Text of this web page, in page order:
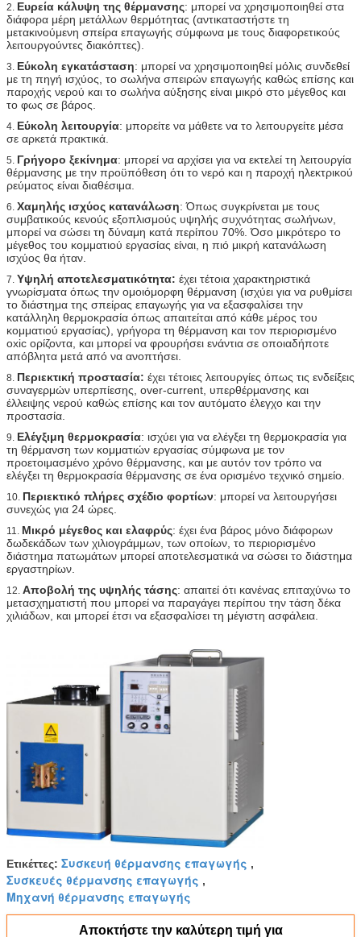
2. Ευρεία κάλυψη της θέρμανσης: μπορεί να χρησιμοποιηθεί στα
διάφορα μέρη μετάλλων θερμότητας (αντικαταστήστε τη
μετακινούμενη σπείρα επαγωγής σύμφωνα με τους διαφορετικούς
λειτουργούντες διακόπτες).
3. Εύκολη εγκατάσταση: μπορεί να χρησιμοποιηθεί μόλις συνδεθεί
με τη πηγή ισχύος, το σωλήνα σπειρών επαγωγής καθώς επίσης και
παροχής νερού και το σωλήνα αύξησης είναι μικρό στο μέγεθος και
το φως σε βάρος.
4. Εύκολη λειτουργία: μπορείτε να μάθετε να το λειτουργείτε μέσα
σε αρκετά πρακτικά.
5. Γρήγορο ξεκίνημα: μπορεί να αρχίσει για να εκτελεί τη λειτουργία
θέρμανσης με την προϋπόθεση ότι το νερό και η παροχή ηλεκτρικού
ρεύματος είναι διαθέσιμα.
6. Χαμηλής ισχύος κατανάλωση: Όπως συγκρίνεται με τους
συμβατικούς κενούς εξοπλισμούς υψηλής συχνότητας σωλήνων,
μπορεί να σώσει τη δύναμη κατά περίπου 70%. Όσο μικρότερο το
μέγεθος του κομματιού εργασίας είναι, η πιό μικρή κατανάλωση
ισχύος θα ήταν.
7. Υψηλή αποτελεσματικότητα: έχει τέτοια χαρακτηριστικά
γνωρίσματα όπως την ομοιόμορφη θέρμανση (ισχύει για να ρυθμίσει
το διάστημα της σπείρας επαγωγής για να εξασφαλίσει την
κατάλληλη θερμοκρασία όπως απαιτείται από κάθε μέρος του
κομματιού εργασίας), γρήγορα τη θέρμανση και τον περιορισμένο
oxic ορίζοντα, και μπορεί να φρουρήσει ενάντια σε οποιαδήποτε
απόβλητα μετά από να ανοπτήσει.
8. Περιεκτική προστασία: έχει τέτοιες λειτουργίες όπως τις ενδείξεις
συναγερμών υπερπίεσης, over-current, υπερθέρμανσης και
έλλειψης νερού καθώς επίσης και τον αυτόματο έλεγχο και την
προστασία.
9. Ελέγξιμη θερμοκρασία: ισχύει για να ελέγξει τη θερμοκρασία για
τη θέρμανση των κομματιών εργασίας σύμφωνα με τον
προετοιμασμένο χρόνο θέρμανσης, και με αυτόν τον τρόπο να
ελέγξει τη θερμοκρασία θέρμανσης σε ένα ορισμένο τεχνικό σημείο.
10. Περιεκτικό πλήρες σχέδιο φορτίων: μπορεί να λειτουργήσει
συνεχώς για 24 ώρες.
11. Μικρό μέγεθος και ελαφρύς: έχει ένα βάρος μόνο διάφορων
δωδεκάδων των χιλιογράμμων, των οποίων, το περιορισμένο
διάστημα πατωμάτων μπορεί αποτελεσματικά να σώσει το διάστημα
εργαστηρίων.
12. Αποβολή της υψηλής τάσης: απαιτεί ότι κανένας επιταχύνω το
μετασχηματιστή που μπορεί να παραγάγει περίπου την τάση δέκα
χιλιάδων, και μπορεί έτσι να εξασφαλίσει τη μέγιστη ασφάλεια.
Ετικέττες: Συσκευή θέρμανσης επαγωγής ,
Συσκευές θέρμανσης επαγωγής ,
Μηχανή θέρμανσης επαγωγής
Αποκτήστε την καλύτερη τιμή για